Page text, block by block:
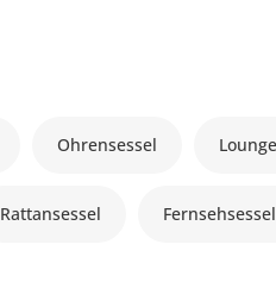
Ohrensessel
Rattansessel